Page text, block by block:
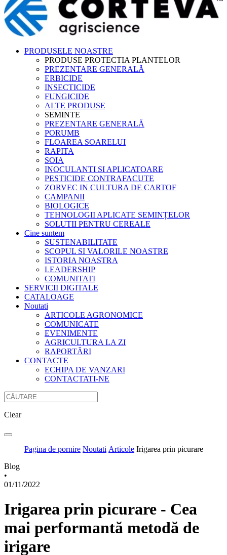
PRODUSELE NOASTRE
PRODUSE PROTECTIA PLANTELOR
PREZENTARE GENERALĂ
ERBICIDE
INSECTICIDE
FUNGICIDE
ALTE PRODUSE
SEMINTE
PREZENTARE GENERALĂ
PORUMB
FLOAREA SOARELUI
RAPITA
SOIA
INOCULANTI SI APLICATOARE
PESTICIDE CONTRAFACUTE
ZORVEC IN CULTURA DE CARTOF
CAMPANII
BIOLOGICE
TEHNOLOGII APLICATE SEMINȚELOR
SOLUTII PENTRU CEREALE
Cine suntem
SUSTENABILITATE
SCOPUL SI VALORILE NOASTRE
ISTORIA NOASTRA
LEADERSHIP
COMUNITATI
SERVICII DIGITALE
CATALOAGE
Noutati
ARTICOLE AGRONOMICE
COMUNICATE
EVENIMENTE
AGRICULTURA LA ZI
RAPORTĂRI
CONTACTE
ECHIPA DE VANZARI
CONTACTATI-NE
Clear
Pagina de pornire Noutati Articole Irigarea prin picurare
Blog
•
01/11/2022
Irigarea prin picurare - Cea
mai performantă metodă de
irigare